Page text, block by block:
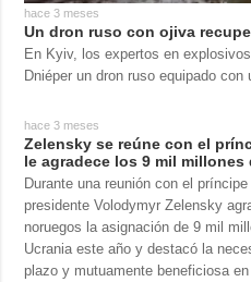
hace 3 meses
Un dron ruso con ojiva
En Kyiv, los expertos en
Dniéper un dron ruso equipado con
hace 3 meses
Zelensky se reúne con el
le agradece los 9 mil
Durante una reunión con el
presidente Volodymyr Zelensky
noruegos la asignación de 9 mil
Ucrania este año y destacó la
plazo y mutuamente beneficiosa